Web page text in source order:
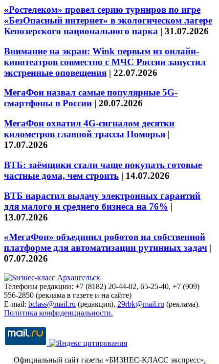
«Ростелеком» провел серию турниров по игре
«БезОпасный интернет» в экологическом лагере
Кенозерского национального парка | 31.07.2026
Внимание на экран: Wink первым из онлайн-
кинотеатров совместно с МЧС России запустил
экстренные оповещения | 22.07.2026
МегаФон назвал самые популярные 5G-
смартфоны в России | 20.07.2026
МегаФон охватил 4G-сигналом десятки
километров главной трассы Поморья |
17.07.2026
ВТБ: заёмщики стали чаще покупать готовые
частные дома, чем строить | 14.07.2026
ВТБ нарастил выдачу электронных гарантий
для малого и среднего бизнеса на 76% |
13.07.2026
«МегаФон» объединил роботов на собственной
платформе для автоматизации рутинных задач |
07.07.2026
Телефоны редакции: +7 (8182) 20-44-02, 65-25-40, +7 (909)
556-2850 (реклама в газете и на сайте)
E-mail: bclass@mail.ru (редакция), 29rbk@mail.ru (реклама).
Политика конфиденциальности.
Официальный сайт газеты «БИЗНЕС-КЛАСС экспресс».